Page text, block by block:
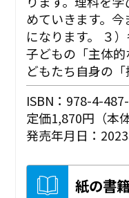
めていきます。
になります。 ３
子どもの「主体
どもたち自身の
ISBN：978-4-
定価1,870円（本
発売年月日：
紙の書